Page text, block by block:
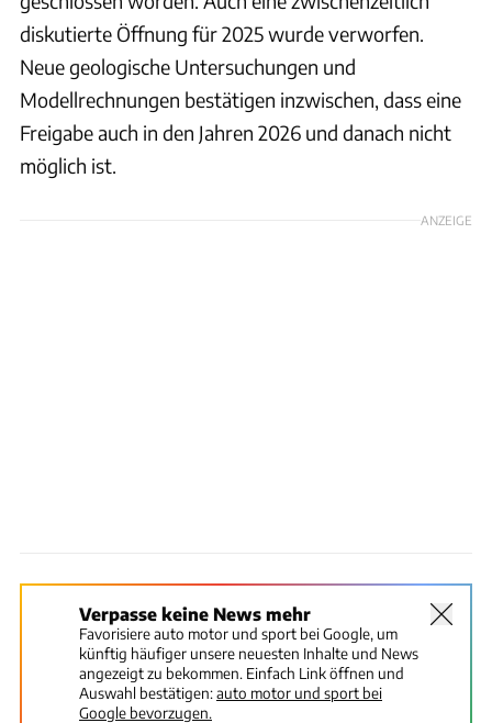
diskutierte Öffnung für 2025 wurde verworfen.
Neue geologische Untersuchungen und
Modellrechnungen bestätigen inzwischen, dass eine
Freigabe auch in den Jahren 2026 und danach nicht
möglich ist.
ANZEIGE
Verpasse keine News mehr
Favorisiere auto motor und sport bei Google, um
künftig häufiger unsere neuesten Inhalte und News
angezeigt zu bekommen. Einfach Link öffnen und
Auswahl bestätigen:auto motor und sport bei
Google bevorzugen.